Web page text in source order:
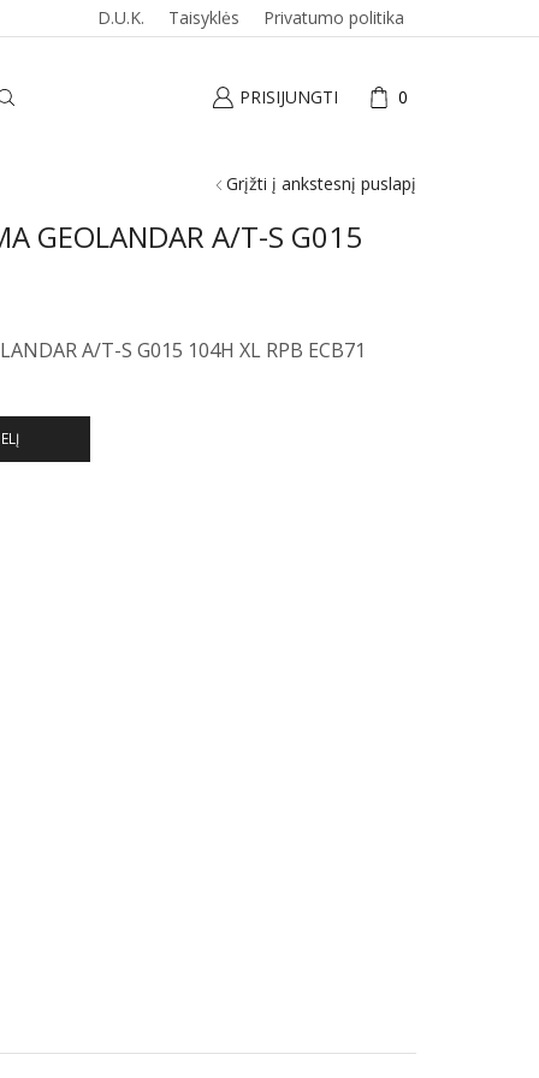
D.U.K. Taisyklės Privatumo politika
PRISIJUNGTI 0
Grįžti į ankstesnį puslapį
GEOLANDAR A/T-S G015
A/T-S G015 104H XL RPB ECB71